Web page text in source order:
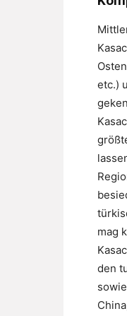
etc.)
mag
den